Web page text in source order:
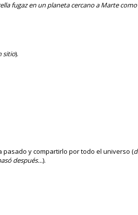
fugaz en un planeta cercano a Marte como
sitio).
pasado y compartirlo por todo el universo (
después…).